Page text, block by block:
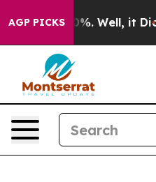
AGP PICKS40%. Well, it Didn’t